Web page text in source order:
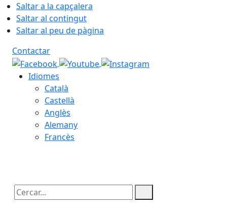
Saltar a la capçalera
Saltar al contingut
Saltar al peu de pàgina
Contactar
Idiomes
Català
Castellà
Anglès
Alemany
Francès
Cercar: